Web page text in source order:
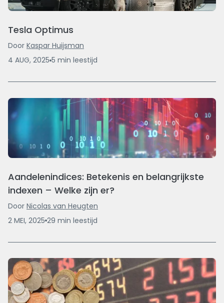
Tesla Optimus
Door Kaspar Huijsman
4 AUG, 2025 5 min leestijd
Aandelenindices: Betekenis en belangrijkste
indexen – Welke zijn er?
Door Nicolas van Heugten
2 MEI, 2025 29 min leestijd